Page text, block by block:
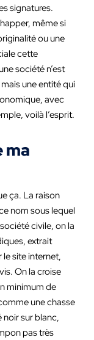
signatures.
même si
ou une
cette
société n’est
une entité qui
avec
voilà l’esprit.
ma
ça. La raison
nom sous lequel
civile, on la
extrait
site internet,
On la croise
minimum de
une chasse
noir sur blanc,
pas très